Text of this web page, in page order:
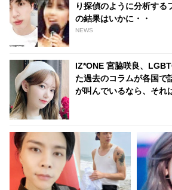
り探偵のように分析する
の結果はいかに・・
NEWS
IZ*ONE 宮脇咲良、
た過去のコラムが各国で
が叫んでいるなら、それ